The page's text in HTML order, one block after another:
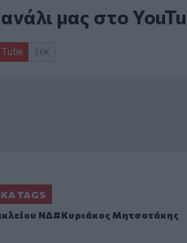
μας στο
TAGS
ΝΔ Κυριάκος Μητσοτάκης